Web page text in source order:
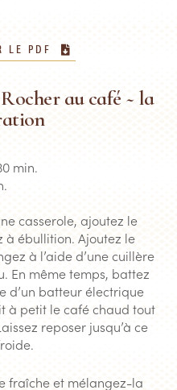
LE PDF
au café ~ la
min.
casserole, ajoutez le
à ébullition. Ajoutez le
à l’aide d’une cuillère
En même temps, battez
d’un batteur électrique
à petit le café chaud tout
reposer jusqu’à ce
fraîche et mélangez-la